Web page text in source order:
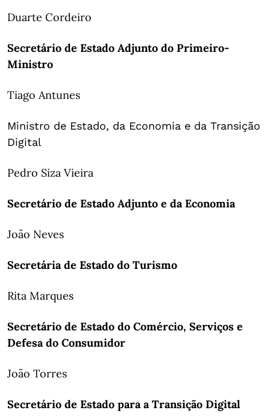
Duarte Cordeiro
Secretário de Estado Adjunto do Primeiro-
Ministro
Tiago Antunes
Ministro de Estado, da Economia e da Transição
Digital
Pedro Siza Vieira
Secretário de Estado Adjunto e da Economia
João Neves
Secretária de Estado do Turismo
Rita Marques
Secretário de Estado do Comércio, Serviços e
Defesa do Consumidor
João Torres
Secretário de Estado para a Transição Digital